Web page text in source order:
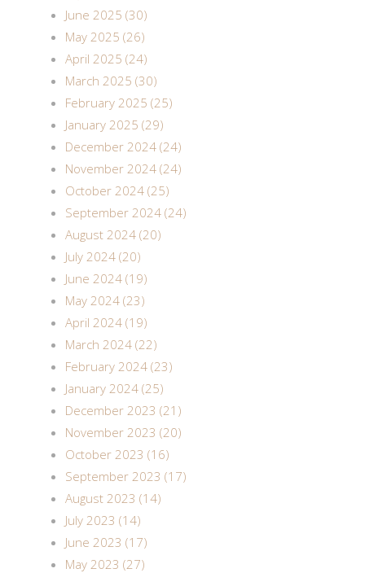
June 2025 (30)
May 2025 (26)
April 2025 (24)
March 2025 (30)
February 2025 (25)
January 2025 (29)
December 2024 (24)
November 2024 (24)
October 2024 (25)
September 2024 (24)
August 2024 (20)
July 2024 (20)
June 2024 (19)
May 2024 (23)
April 2024 (19)
March 2024 (22)
February 2024 (23)
January 2024 (25)
December 2023 (21)
November 2023 (20)
October 2023 (16)
September 2023 (17)
August 2023 (14)
July 2023 (14)
June 2023 (17)
May 2023 (27)